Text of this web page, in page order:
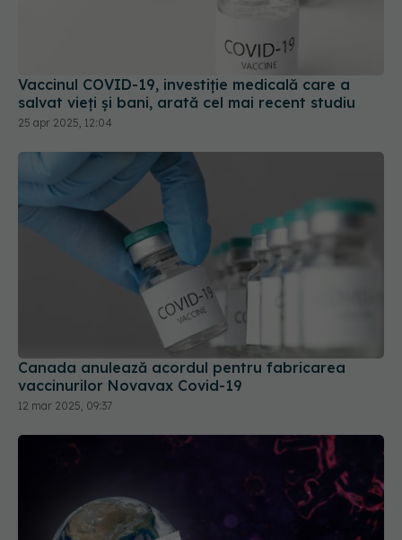
Vaccinul COVID-19, investiție medicală care a
salvat vieți și bani, arată cel mai recent studiu
25 apr 2025, 12:04
Canada anulează acordul pentru fabricarea
vaccinurilor Novavax Covid-19
12 mar 2025, 09:37